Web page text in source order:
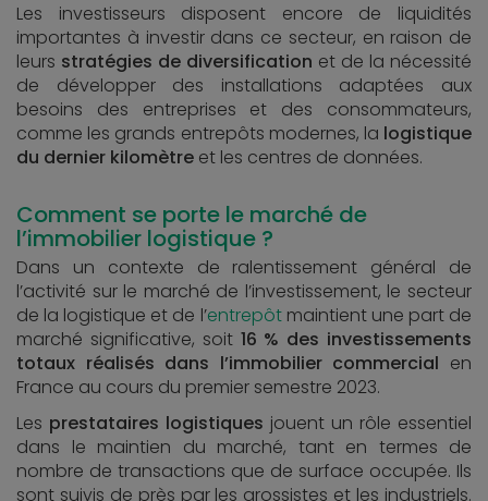
Les investisseurs disposent encore de liquidités
importantes à investir dans ce secteur, en raison de
leurs stratégies de diversification et de la nécessité
de développer des installations adaptées aux
besoins des entreprises et des consommateurs,
comme les grands entrepôts modernes, la logistique
du dernier kilomètre et les centres de données.
Comment se porte le marché de
l’immobilier logistique ?
Dans un contexte de ralentissement général de
l’activité sur le marché de l’investissement, le secteur
de la logistique et de l’entrepôtmaintient une part de
marché significative, soit 16 % des investissements
totaux réalisés dans l’immobilier commercial en
France au cours du premier semestre 2023.
Les prestataires logistiques jouent un rôle essentiel
dans le maintien du marché, tant en termes de
nombre de transactions que de surface occupée. Ils
sont suivis de près par les grossistes et les industriels.